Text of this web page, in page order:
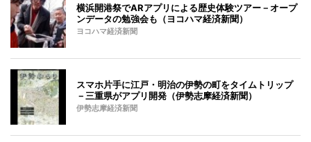
横浜開港祭でARアプリによる歴史体験ツアー－オープ
ンデータの勉強会も（ヨコハマ経済新聞）
ヨコハマ経済新聞
スマホ片手に江戸・明治の伊勢の町をタイムトリップ
－三重県がアプリ開発（伊勢志摩経済新聞）
伊勢志摩経済新聞